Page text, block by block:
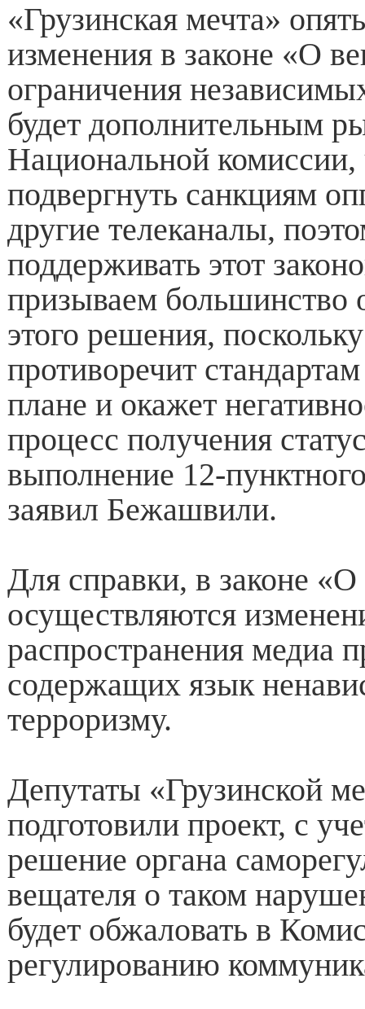
«Грузинская мечта»
изменения в законе «О
ограничения
будет дополнительным
Национальной
подвергнуть санкциям
другие телеканалы,
поддерживать этот
призываем большинство
этого решения,
противоречит
плане и окажет
процесс получения
выполнение 12-
заявил Бежашвили.
Для справки, в законе
осуществляются
распространения медиа
содержащих язык
терроризму.
Депутаты «Грузинской
подготовили проект, с
решение органа
вещателя о таком
будет обжаловать в
регулированию